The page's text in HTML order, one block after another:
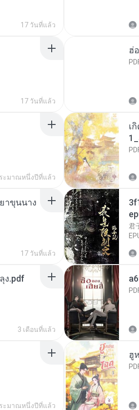
17 วันที่แล้ว
17 วันที่แล้ว
ฮ่
ะมาณหนึ่งปีที่แล้ว
เ
าขุนนาง
17 วันที่แล้ว
君
ง.pdf
3 เดือนที่แล้ว
ะมาณหนึ่งปีที่แล้ว
ฮู